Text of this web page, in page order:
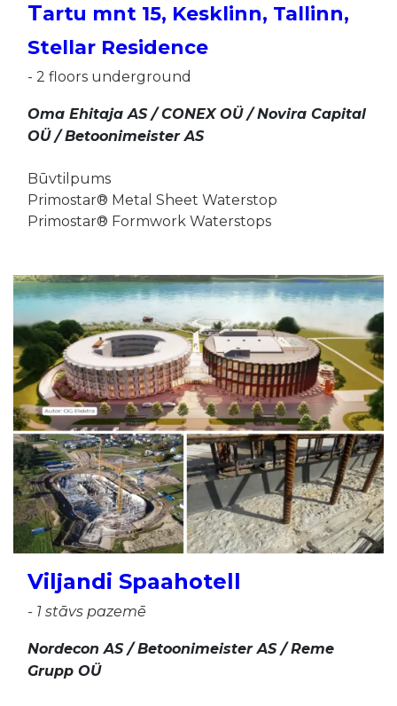
Tartu mnt 15, Kesklinn, Tallinn,
Stellar Residence
- 2 floors underground
Oma Ehitaja AS / CONEX OÜ / Novira Capital
OÜ / Betoonimeister AS
Būvtilpums
Primo​star® Metal Sheet Waterstop
Primostar® Formwork Waterstops
Viljandi Spaahotell
- 1 stāvs pazemē
Nordecon AS / Betoonimeister AS / Reme
Grupp OÜ